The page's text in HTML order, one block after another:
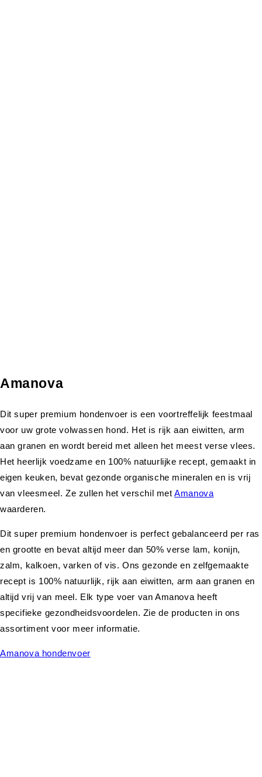
Amanova
Dit super premium hondenvoer is een voortreffelijk feestmaal
voor uw grote volwassen hond. Het is rijk aan eiwitten, arm
aan granen en wordt bereid met alleen het meest verse vlees.
Het heerlijk voedzame en 100% natuurlijke recept, gemaakt in
eigen keuken, bevat gezonde organische mineralen en is vrij
van vleesmeel. Ze zullen het verschil metAmanova
waarderen.
Dit super premium hondenvoer is perfect gebalanceerd per ras
en grootte en bevat altijd meer dan 50% verse lam, konijn,
zalm, kalkoen, varken of vis. Ons gezonde en zelfgemaakte
recept is 100% natuurlijk, rijk aan eiwitten, arm aan granen en
altijd vrij van meel. Elk type voer van Amanova heeft
specifieke gezondheidsvoordelen. Zie de producten in ons
assortiment voor meer informatie.
Amanova hondenvoer